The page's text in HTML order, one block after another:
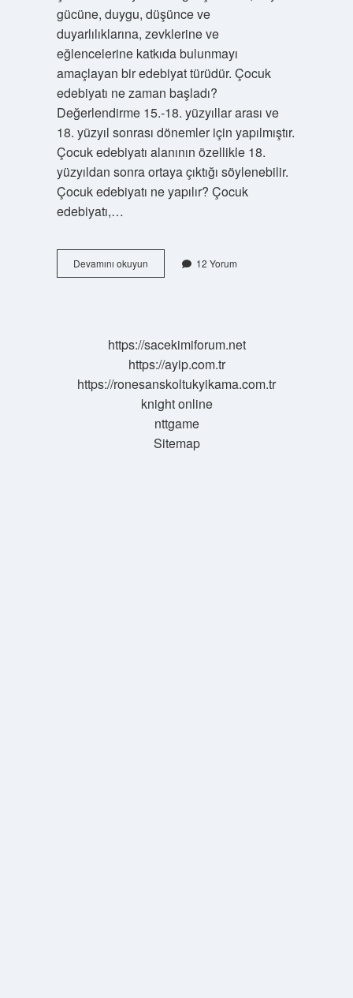
gücüne, duygu, düşünce ve
duyarlılıklarına, zevklerine ve
eğlencelerine katkıda bulunmayı
amaçlayan bir edebiyat türüdür. Çocuk
edebiyatı ne zaman başladı?
Değerlendirme 15.-18. yüzyıllar arası ve
18. yüzyıl sonrası dönemler için yapılmıştır.
Çocuk edebiyatı alanının özellikle 18.
yüzyıldan sonra ortaya çıktığı söylenebilir.
Çocuk edebiyatı ne yapılır? Çocuk
edebiyatı,…
Devamını okuyunÇocuk
Edebiyatı
12 Yorum
https://sacekimiforum.net
https://ayip.com.tr
https://ronesanskoltukyikama.com.tr
knight online
nttgame
Sitemap